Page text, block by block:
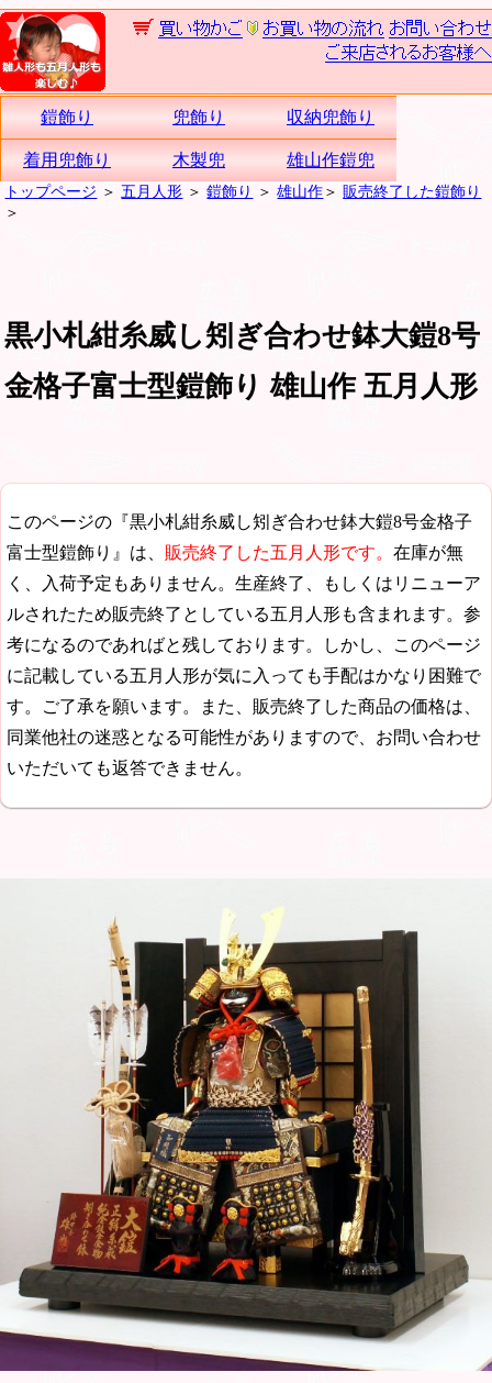
鎧飾り 兜飾り 収納兜飾り
着用兜飾り 木製兜 雄山作鎧兜
トップページ ＞五月人形 ＞鎧飾り ＞雄山作＞ 販売終了した鎧飾り
＞
黒小札紺糸威し矧ぎ合わせ鉢大鎧8号
金格子富士型鎧飾り 雄山作 五月人形
このページの『黒小札紺糸威し矧ぎ合わせ鉢大鎧8号金格子
富士型鎧飾り』は、 販売終了した五月人形です。 在庫が無
く、入荷予定もありません。生産終了、もしくはリニューア
ルされたため販売終了としている五月人形も含まれます。参
考になるのであればと残しております。しかし、このページ
に記載している五月人形が気に入っても手配はかなり困難で
す。ご了承を願います。また、販売終了した商品の価格は、
同業他社の迷惑となる可能性がありますので、お問い合わせ
いただいても返答できません。